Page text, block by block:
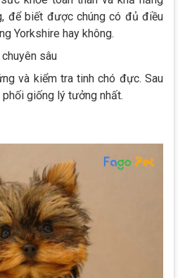
để biết được chúng có đủ điều
Yorkshire hay không.
sâu
và kiểm tra tinh chó đực. Sau
giống lý tưởng nhất.